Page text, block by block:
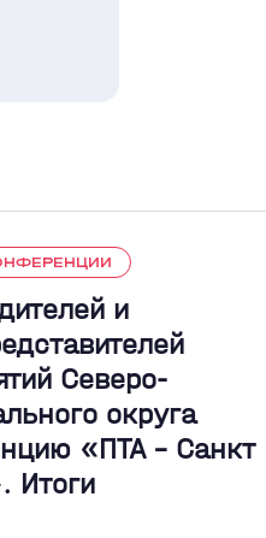
и
Северо-
округа
«ПТА – Санкт
Итоги